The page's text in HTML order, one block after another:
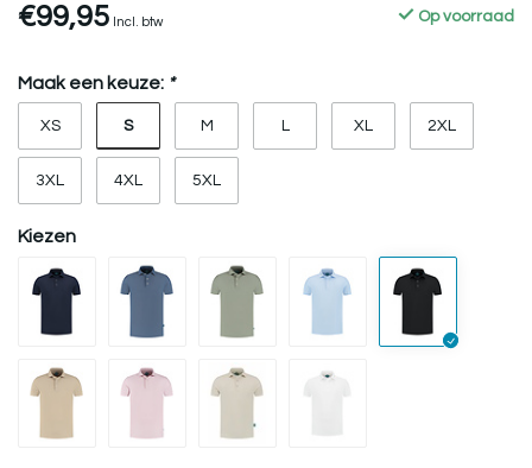
€99,95 Incl. btw Op voorraad
Maak een keuze: *
XS S M L XL 2XL
3XL 4XL 5XL
Kiezen